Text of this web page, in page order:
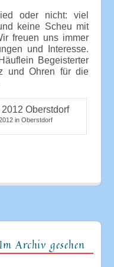
oder nicht: viel
keine Scheu mit
freuen uns immer
und Interesse.
Begeisterter
und Ohren für die
in Oberstdorf
Im Archiv gesehen